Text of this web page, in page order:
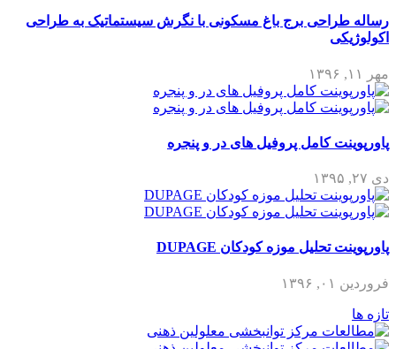
رساله طراحی برج باغ مسکونی با نگرش سیستماتیک به طراحی
اکولوژیکی
مهر ۱۱, ۱۳۹۶
پاورپوینت کامل پروفیل های در و پنجره
دی ۲۷, ۱۳۹۵
پاورپوینت تحلیل موزه کودکان DUPAGE
فروردین ۰۱, ۱۳۹۶
تازه ها